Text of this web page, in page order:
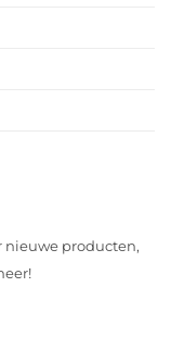
nieuwe producten,